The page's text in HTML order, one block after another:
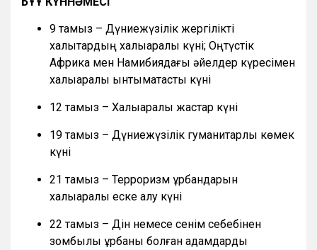
9 тамыз – Дүниежүзілік жергілікті
халықтардың халықаралық күні; Оңтүстік
Африка мен Намибиядағы әйелдер күресімен
халықаралық ынтымақтастық күні
12 тамыз – Халықаралық жастар күні
19 тамыз – Дүниежүзілік гуманитарлық көмек
күні
21 тамыз – Терроризм құрбандарын
халықаралық еске алу күні
22 тамыз – Дін немесе сенім себебінен
зомбылық құрбаны болған адамдарды